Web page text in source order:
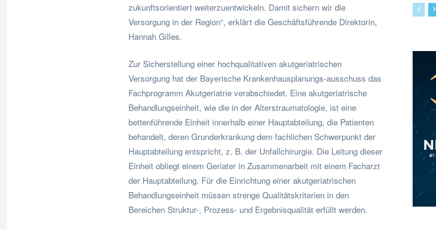
zukunftsorientiert weiterzuentwickeln. Damit sichern wir die
Versorgung in der Region“, erklärt die Geschäftsführende Direktorin,
Hannah Gilles.
Zur Sicherstellung einer hochqualitativen akutgeriatrischen
Versorgung hat der Bayerische Krankenhausplanungs-ausschuss das
Fachprogramm Akutgeriatrie verabschiedet. Eine akutgeriatrische
Behandlungseinheit, wie die in der Alterstraumatologie, ist eine
bettenführende Einheit innerhalb einer Hauptabteilung, die Patienten
behandelt, deren Grunderkrankung dem fachlichen Schwerpunkt der
Hauptabteilung entspricht, z. B. der Unfallchirurgie. Die Leitung dieser
Einheit obliegt einem Geriater in Zusammenarbeit mit einem Facharzt
der Hauptabteilung. Für die Einrichtung einer akutgeriatrischen
Behandlungseinheit müssen strenge Qualitätskriterien in den
Bereichen Struktur-, Prozess- und Ergebnisqualität erfüllt werden.